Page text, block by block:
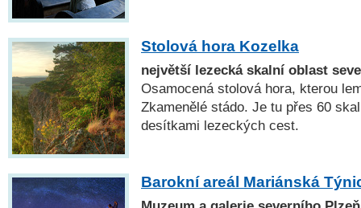
Stolová hora Kozelka
největší lezecká skalní oblast
Osamocená stolová hora, kterou
Zkamenělé stádo. Je tu přes 60
desítkami lezeckých cest.
Barokní areál Mariánská